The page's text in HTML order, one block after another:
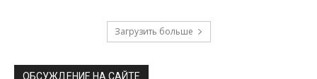
Загрузить больше
ОБСУЖДЕНИЕ НА САЙТЕ